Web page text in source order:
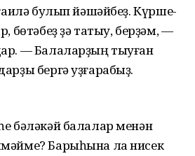
булып йәшәйбеҙ. Күрше-
бөтәбеҙ ҙә татыу, берҙәм, —
— Балаларҙың тыуған
бергә уҙғарабыҙ.
бәләкәй балалар менән
Барыһына ла нисек